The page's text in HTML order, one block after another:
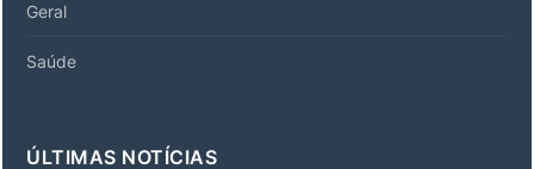
Geral
Saúde
ÚLTIMAS NOTÍCIAS